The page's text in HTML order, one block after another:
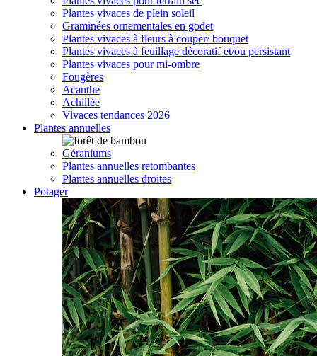
Plantes vivaces de plein soleil
Graminées ornementales en godet
Plantes vivaces à fleurs à couper/ bouquet
Plantes vivaces à feuillage décoratif et/ou persistant
Plantes vivaces pour mi-ombre
Fougères
Acanthe
Achillée
Vivaces tendances 2026
Plantes annuelles
Géraniums
Plantes annuelles retombantes
Plantes annuelles droites
Potager